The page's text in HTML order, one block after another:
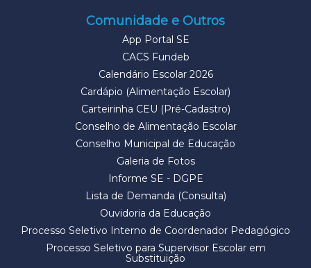
Comunidade e Outros
App Portal SE
CACS Fundeb
Calendário Escolar 2026
Cardápio (Alimentação Escolar)
Carteirinha CEU (Pré-Cadastro)
Conselho de Alimentação Escolar
Conselho Municipal de Educação
Galeria de Fotos
Informe SE - DGPE
Lista de Demanda (Consulta)
Ouvidoria da Educação
Processo Seletivo Interno de Coordenador Pedagógico
Processo Seletivo para Supervisor Escolar em
Substituição